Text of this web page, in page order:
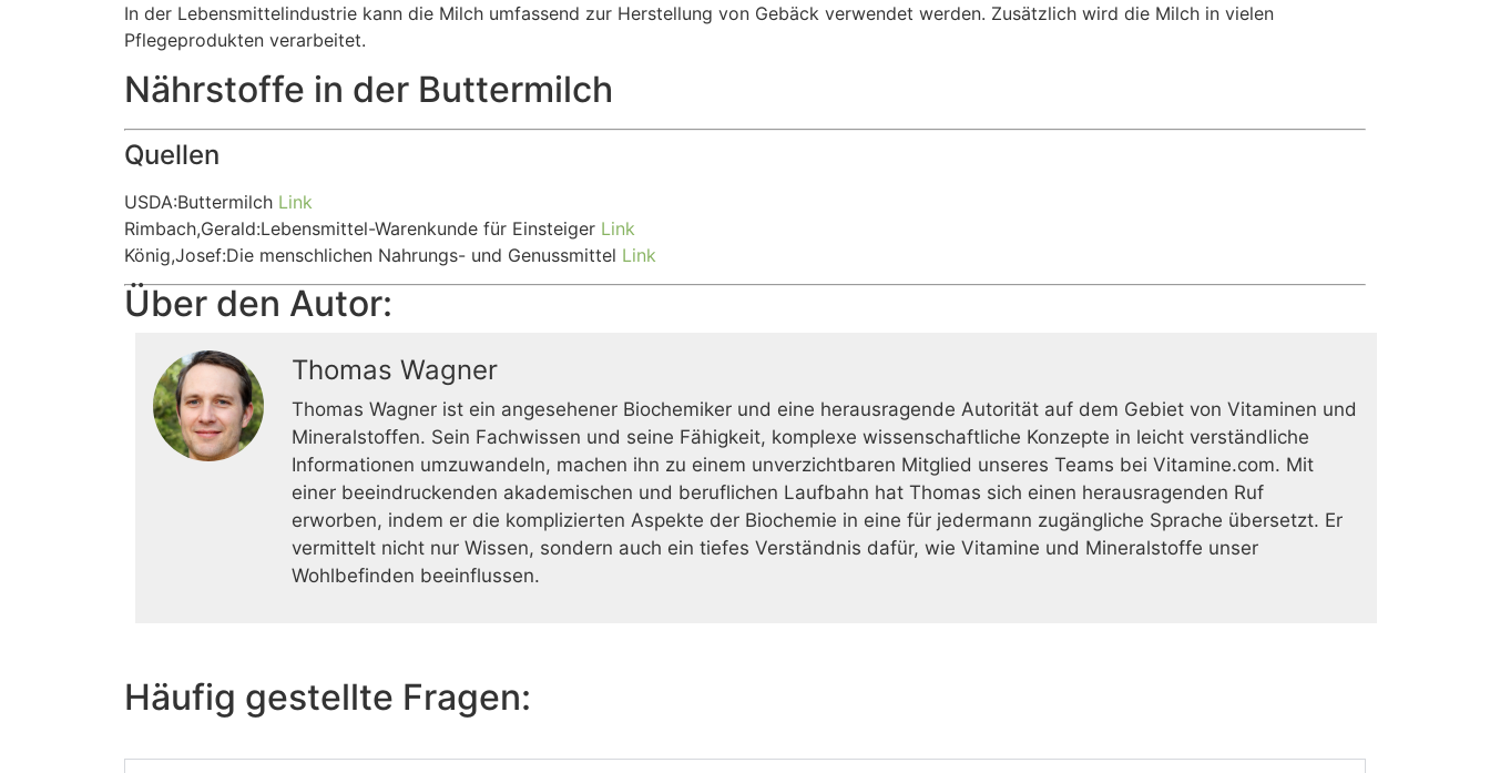
In der Lebensmittelindustrie kann die Milch umfassend zur Herstellung von Gebäck verwendet werden. Zusätzlich wird die Milch in vielen
Pflegeprodukten verarbeitet.
Nährstoffe in der Buttermilch
Quellen
USDA:Buttermilch Link
Rimbach,Gerald:Lebensmittel-Warenkunde für Einsteiger Link
König,Josef:Die menschlichen Nahrungs- und Genussmittel Link
Über den Autor:
Thomas Wagner
Thomas Wagner ist ein angesehener Biochemiker und eine herausragende Autorität auf dem Gebiet von Vitaminen und
Mineralstoffen. Sein Fachwissen und seine Fähigkeit, komplexe wissenschaftliche Konzepte in leicht verständliche
Informationen umzuwandeln, machen ihn zu einem unverzichtbaren Mitglied unseres Teams bei Vitamine.com. Mit
einer beeindruckenden akademischen und beruflichen Laufbahn hat Thomas sich einen herausragenden Ruf
erworben, indem er die komplizierten Aspekte der Biochemie in eine für jedermann zugängliche Sprache übersetzt. Er
vermittelt nicht nur Wissen, sondern auch ein tiefes Verständnis dafür, wie Vitamine und Mineralstoffe unser
Wohlbefinden beeinflussen.
Häufig gestellte Fragen: